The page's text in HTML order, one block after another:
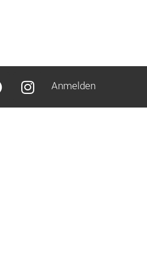
Anmelden